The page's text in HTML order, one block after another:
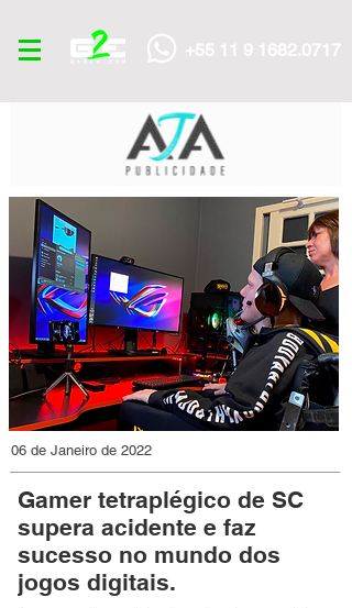
+55 11 9 1682.0717
06 de Janeiro de 2022
Gamer tetraplégico de SC
supera acidente e faz
sucesso no mundo dos
jogos digitais.